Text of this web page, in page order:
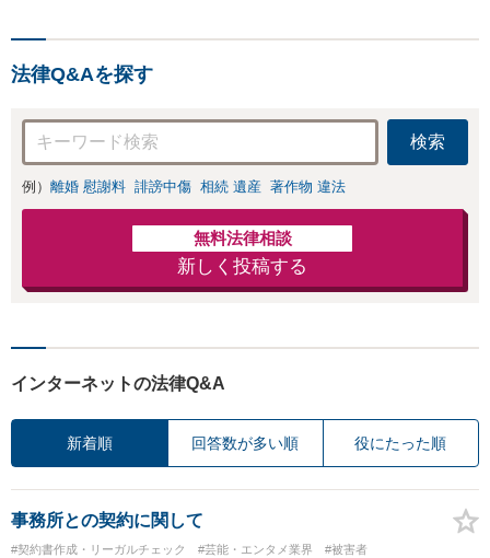
法律Q&Aを探す
検索
例） 離婚 慰謝料 誹謗中傷 相続 遺産 著作物 違法
無料法律相談
新しく投稿する
インターネットの法律Q&A
新着順 回答数が多い順 役にたった順
事務所との契約に関して
#契約書作成・リーガルチェック #芸能・エンタメ業界 #被害者